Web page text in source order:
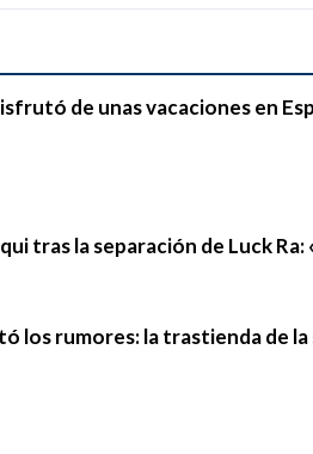
de unas vacaciones en
tras la separación de Luck
los rumores: la trastienda de